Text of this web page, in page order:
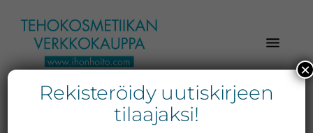
pääsisältöön
ensisijaiseen
sivupalkkiin
alatunnisteeseen
Ihonhoito.com
Verkkokaupasta
Rekisteröidy uutiskirjeen
tilaajaksi!
×